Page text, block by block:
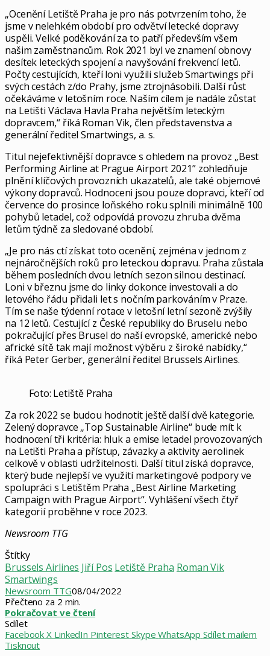
„Ocenění Letiště Praha je pro nás potvrzením toho, že
jsme v nelehkém období pro odvětví letecké dopravy
uspěli. Velké poděkování za to patří především všem
našim zaměstnancům. Rok 2021 byl ve znamení obnovy
desítek leteckých spojení a navyšování frekvencí letů.
Počty cestujících, kteří loni využili služeb Smartwings při
svých cestách z/do Prahy, jsme ztrojnásobili. Další růst
očekáváme v letošním roce. Naším cílem je nadále zůstat
na Letišti Václava Havla Praha největším leteckým
dopravcem,“ říká Roman Vik, člen představenstva a
generální ředitel Smartwings, a. s.
Titul nejefektivnější dopravce s ohledem na provoz „Best
Performing Airline at Prague Airport 2021” zohledňuje
plnění klíčových provozních ukazatelů, ale také objemové
výkony dopravců. Hodnoceni jsou pouze dopravci, kteří od
července do prosince loňského roku splnili minimálně 100
pohybů letadel, což odpovídá provozu zhruba dvěma
letům týdně za sledované období.
„Je pro nás ctí získat toto ocenění, zejména v jednom z
nejnáročnějších roků pro leteckou dopravu. Praha zůstala
během posledních dvou letních sezon silnou destinací.
Loni v březnu jsme do linky dokonce investovali a do
letového řádu přidali let s nočním parkováním v Praze.
Tím se naše týdenní rotace v letošní letní sezoně zvýšily
na 12 letů. Cestující z České republiky do Bruselu nebo
pokračující přes Brusel do naší evropské, americké nebo
africké sítě tak mají možnost výběru z široké nabídky,“
říká Peter Gerber, generální ředitel Brussels Airlines.
Foto: Letiště Praha
Za rok 2022 se budou hodnotit ještě další dvě kategorie.
Zelený dopravce „Top Sustainable Airline“ bude mít k
hodnocení tři kritéria: hluk a emise letadel provozovaných
na Letišti Praha a přístup, závazky a aktivity aerolinek
celkově v oblasti udržitelnosti. Další titul získá dopravce,
který bude nejlepší ve využití marketingové podpory ve
spolupráci s Letištěm Praha „Best Airline Marketing
Campaign with Prague Airport“. Vyhlášení všech čtyř
kategorií proběhne v roce 2023.
Newsroom TTG
Štítky
Brussels Airlines Jiří Pos Letiště Praha Roman Vik
Smartwings
Newsroom TTG08/04/2022
Přečteno za 2 min.
Pokračovat ve čtení
Sdílet
Facebook X LinkedIn Pinterest Skype WhatsApp Sdílet mailem
Tisknout